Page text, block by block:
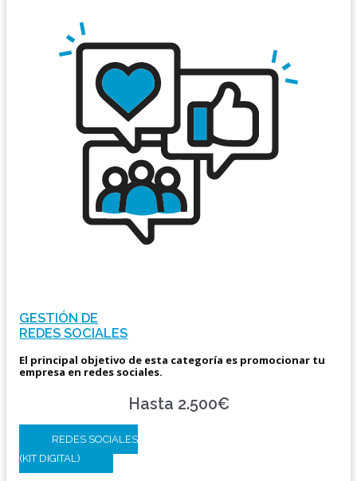
GESTIÓN DE
REDES SOCIALES
El principal objetivo de esta categoría es promocionar tu
empresa en redes sociales.
Hasta 2.500€
REDES SOCIALES
(KIT DIGITAL)